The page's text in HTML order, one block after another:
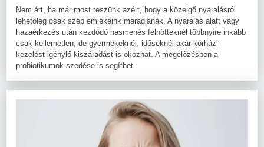
Nem árt, ha már most teszünk azért, hogy a közelgő nyaralásról
lehetőleg csak szép emlékeink maradjanak. A nyaralás alatt vagy
hazaérkezés után kezdődő hasmenés felnőtteknél többnyire inkább
csak kellemetlen, de gyermekeknél, időseknél akár kórházi
kezelést igénylő kiszáradást is okozhat. A megelőzésben a
probiotikumok szedése is segíthet.